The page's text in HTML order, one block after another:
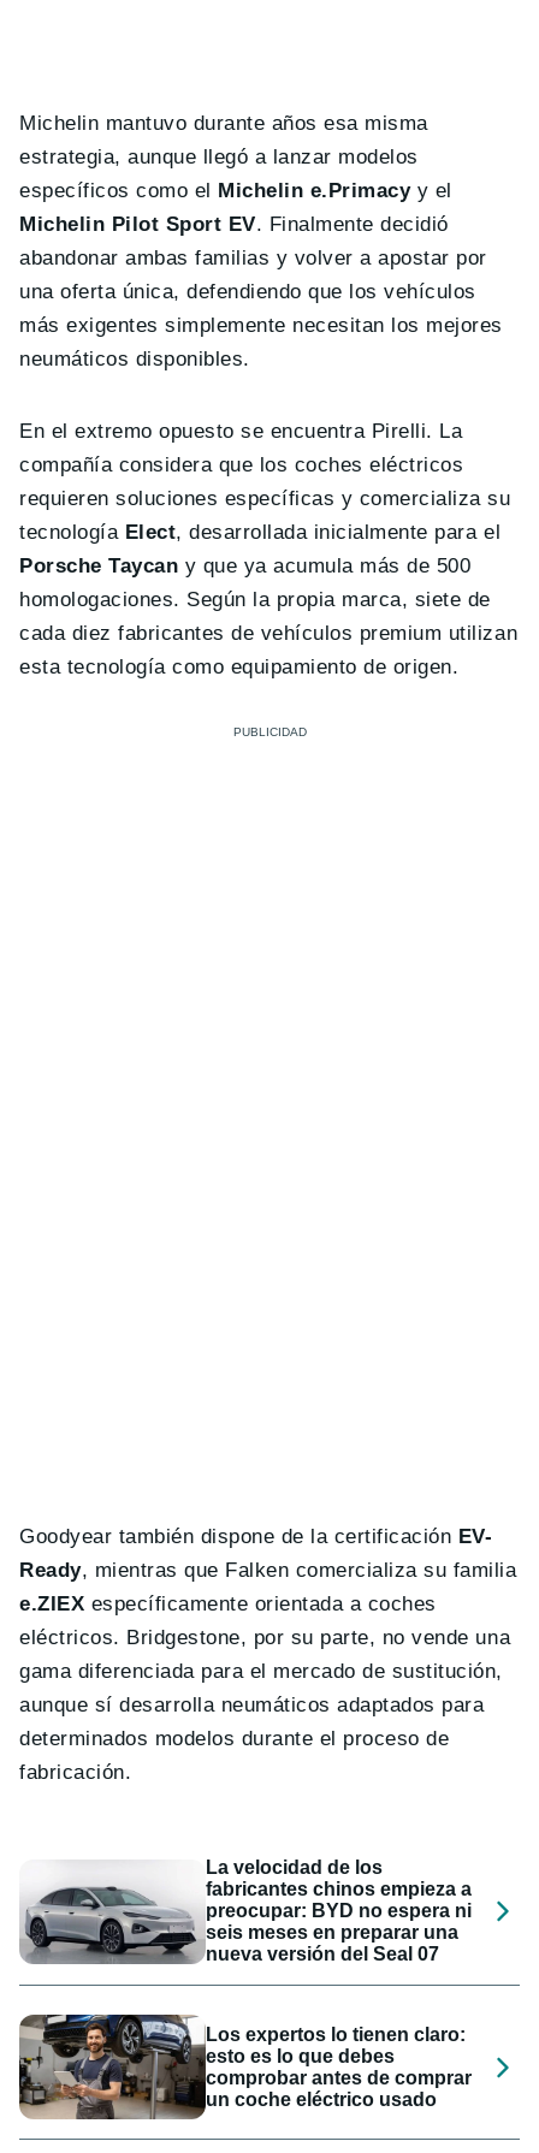
Michelin mantuvo durante años esa misma
estrategia, aunque llegó a lanzar modelos
específicos como el Michelin e.Primacyy el
Michelin Pilot Sport EV. Finalmente decidió
abandonar ambas familias y volver a apostar por
una oferta única, defendiendo que los vehículos
más exigentes simplemente necesitan los mejores
neumáticos disponibles.
En el extremo opuesto se encuentra Pirelli. La
compañía considera que los coches eléctricos
requieren soluciones específicas y comercializa su
tecnología Elect, desarrollada inicialmente para el
Porsche Taycan y que ya acumula más de 500
homologaciones. Según la propia marca, siete de
cada diez fabricantes de vehículos premium utilizan
esta tecnología como equipamiento de origen.
Goodyear también dispone de la certificación EV-
Ready, mientras que Falken comercializa su familia
e.ZIEX específicamente orientada a coches
eléctricos. Bridgestone, por su parte, no vende una
gama diferenciada para el mercado de sustitución,
aunque sí desarrolla neumáticos adaptados para
determinados modelos durante el proceso de
fabricación.
La velocidad de los
fabricantes chinos empieza a
preocupar: BYD no espera ni
seis meses en preparar una
nueva versión del Seal 07
Los expertos lo tienen claro:
esto es lo que debes
comprobar antes de comprar
un coche eléctrico usado